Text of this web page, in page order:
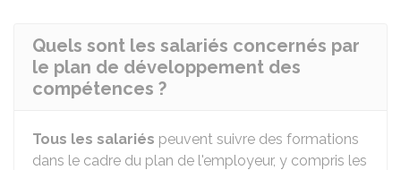
Quels sont les salariés concernés par
le plan de développement des
compétences ?
Tous les salariés peuvent suivre des formations
dans le cadre du plan de l'employeur, y compris les